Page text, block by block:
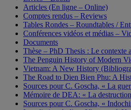
Articles (En ligne – Online)
Comptes rendus – Reviews
Tables Rondes – Roundtables /
Conférences vidéos et médias –
Documents
Thèse – PhD Thesis : Le contexte
The Penguin History of Modern
Vietnam: A New History
The Road to Dien Bien Phu: A
Sources pour C. Goscha, « La
Mémoire de DEA: « La
Sources pour C. Goscha, «